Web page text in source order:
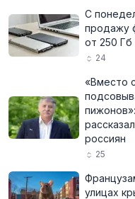
С
продажу
от 250 Гб
24
«Вместо
россиян
25
улицах